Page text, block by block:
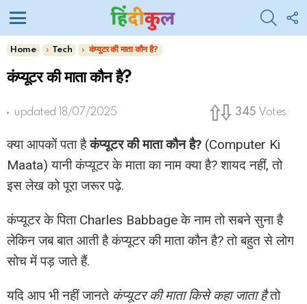
You are here:
Home Tech कंप्यूटर की माता कौन है?
कंप्यूटर की माता कौन है?
updated 18/07/2025 345 Votes
क्या आपकों पता हैकंप्यूटर की माता कौन है? (Computer Ki
Maata) यानी कंप्यूटर के माता का नाम क्या है? शायद नहीं, तो
इस लेख को पूरा जरूर पढ़े.
कंप्यूटर के पिता Charles Babbage के नाम तो सबने सुना है
लेकिन जब बात आती है कंप्यूटर की माता कौन है? तो बहुत से लोग
सोच में पड़ जाते हैं.
यदि आप भी नहीं जानते कंप्यूटर की माता किसे कहा जाता हैतो